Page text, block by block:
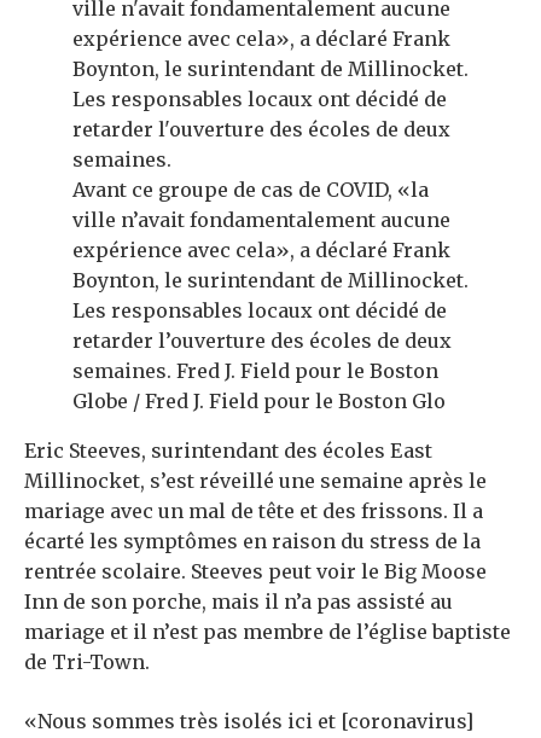
Avant ce groupe de cas de COVID, «la
ville n’avait fondamentalement aucune
expérience avec cela», a déclaré Frank
Boynton, le surintendant de Millinocket.
Les responsables locaux ont décidé de
retarder l’ouverture des écoles de deux
semaines. Fred J. Field pour le Boston
Globe / Fred J. Field pour le Boston Glo
Eric Steeves, surintendant des écoles East
Millinocket, s’est réveillé une semaine après le
mariage avec un mal de tête et des frissons. Il a
écarté les symptômes en raison du stress de la
rentrée scolaire. Steeves peut voir le Big Moose
Inn de son porche, mais il n’a pas assisté au
mariage et il n’est pas membre de l’église baptiste
de Tri-Town.
«Nous sommes très isolés ici et [coronavirus]